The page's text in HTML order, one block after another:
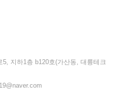
지하1층 b120호(가산동, 대륭테크